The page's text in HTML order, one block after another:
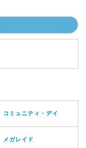
コミュニティ・デイ
メガレイド